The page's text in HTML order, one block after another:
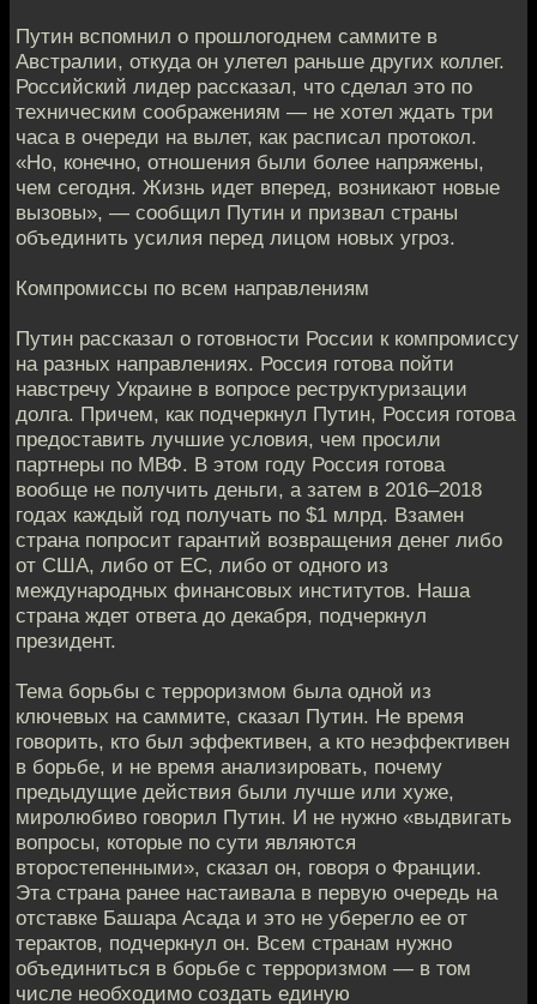
Путин вспомнил о прошлогоднем саммите в
Австралии, откуда он улетел раньше других коллег.
Российский лидер рассказал, что сделал это по
техническим соображениям — не хотел ждать три
часа в очереди на вылет, как расписал протокол.
«Но, конечно, отношения были более напряжены,
чем сегодня. Жизнь идет вперед, возникают новые
вызовы», — сообщил Путин и призвал страны
объединить усилия перед лицом новых угроз.
Компромиссы по всем направлениям
Путин рассказал о готовности России к компромиссу
на разных направлениях. Россия готова пойти
навстречу Украине в вопросе реструктуризации
долга. Причем, как подчеркнул Путин, Россия готова
предоставить лучшие условия, чем просили
партнеры по МВФ. В этом году Россия готова
вообще не получить деньги, а затем в 2016–2018
годах каждый год получать по $1 млрд. Взамен
страна попросит гарантий возвращения денег либо
от США, либо от ЕС, либо от одного из
международных финансовых институтов. Наша
страна ждет ответа до декабря, подчеркнул
президент.
Тема борьбы с терроризмом была одной из
ключевых на саммите, сказал Путин. Не время
говорить, кто был эффективен, а кто неэффективен
в борьбе, и не время анализировать, почему
предыдущие действия были лучше или хуже,
миролюбиво говорил Путин. И не нужно «выдвигать
вопросы, которые по сути являются
второстепенными», сказал он, говоря о Франции.
Эта страна ранее настаивала в первую очередь на
отставке Башара Асада и это не уберегло ее от
терактов, подчеркнул он. Всем странам нужно
объединиться в борьбе с терроризмом — в том
числе необходимо создать единую